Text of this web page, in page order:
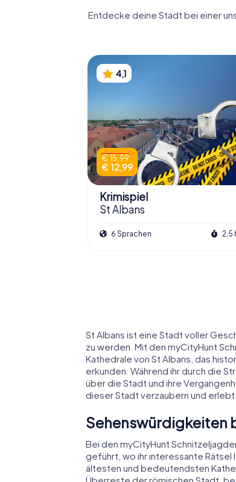
Entdecke deine Stadt bei einer
4,1
€ 15,99
€ 12,99
Krimispiel
St Albans
6 Sprachen 2,5
St Albans ist eine Stadt voller
zu werden. Mit den myCityHunt
Kathedrale von St Albans, das
erkunden. Während ihr durch die
über die Stadt und ihre
dieser Stadt verzaubern und erlebt
Sehenswürdigkeiten
Bei den myCityHunt
geführt, wo ihr interessante Rätsel
ältesten und bedeutendsten